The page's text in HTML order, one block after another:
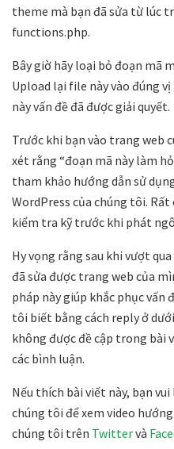
theme mà bạn đã sửa từ lúc
functions.php.
Bây giờ hãy loại bỏ đoạn mã
Upload lại file này vào đúng
này vấn đề đã được giải quyết.
Trước khi bạn vào trang web
xét rằng “đoạn mã này làm
tham khảo hướng dẫn sử
WordPress của chúng tôi.
kiểm tra kỹ trước khi phát
Hy vọng rằng sau khi vượt
đã sửa được trang web của
pháp này giúp khắc phục vấn
tôi biết bằng cách reply ở
không được đề cập trong bài
các bình luận.
Nếu thích bài viết này, bạn
chúng tôi để xem video
chúng tôi trên Twittervà